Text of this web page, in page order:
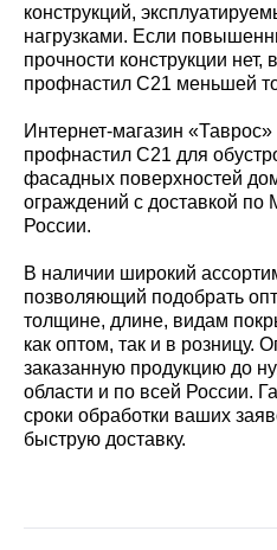
конструкций,
нагрузками. Если
прочности конструкции нет,
профнастил С21 меньшей
Интернет-магазин «Таврос»
профнастил С21 для
фасадных поверхностей
ограждений с доставкой по
России.
В наличии широкий
позволяющий подобрать
толщине, длине, видам
как оптом, так и в розницу.
заказанную продукцию до
области и по всей России.
сроки обработки ваших
быструю доставку.